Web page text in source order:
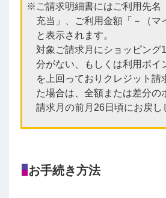
ご請求明細書にはご利用先名
充当」、ご利用金額「－（マ
と表示されます。
対象ご請求月にショッピング
分がない、もしくは利用ポイ
を上回っておりクレジット請
た場合は、全額または差分の
請求月の前月26日頃にお戻し
お手続き方法